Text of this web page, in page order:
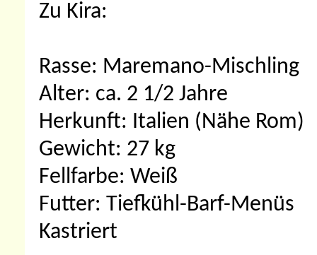
Zu Kira:
Rasse: Maremano-Mischling
Alter: ca. 2 1/2 Jahre
Herkunft: Italien (Nähe Rom)
Gewicht: 27 kg
Fellfarbe: Weiß
Futter: Tiefkühl-Barf-Menüs
Kastriert